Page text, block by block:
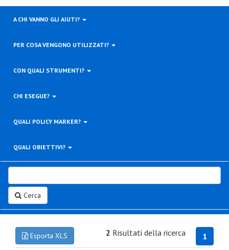
A CHI VANNO GLI AIUTI?
PER COSA VENGONO UTILIZZATI?
CON QUALI STRUMENTI?
CHI ESEGUE?
QUALI POLICY MARKER?
QUALI OBIETTIVI?
Cerca
Esporta XLS 1
2 Risultati della ricerca